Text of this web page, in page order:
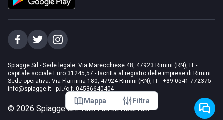
Mappa Filtra
Spiagge Srl - Sede legale: Via Marecchiese 48, 47923 Rimini (RN), IT -
capitale sociale Euro 31245,57 - Iscritta al registro delle imprese di Rimini
Sede operativa: Via Flaminia 180, 47924 Rimini (RN), IT - +39 0541 772375 -
info@spiagge.it - p.i./c.f. 04536640404
© 2026 Spiagge Srl. Tutti i diritti riservati.